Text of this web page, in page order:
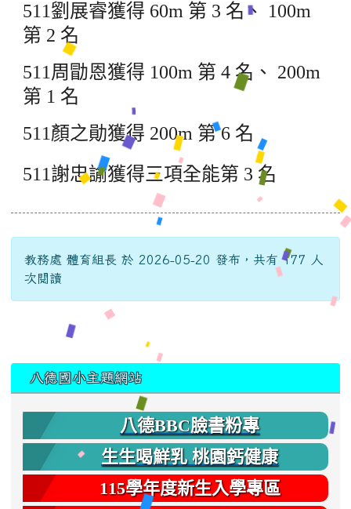
511劉展睿獲得 60m 第 3 名、 100m
第 2 名
511 周勖恩獲得 100m 第 4 名、 200m
第 1 名
511顏之勛獲得 200m 第 6 名
511謝忠諭獲得三項全能第 3 名
教務處 體育組長 於 2026-05-20 發布，共有 177 人
次閱讀
八德國小主題網站
八德BBC臉書粉專
生生喝鮮乳 桃園鈣健康
115學年度新生入學專區